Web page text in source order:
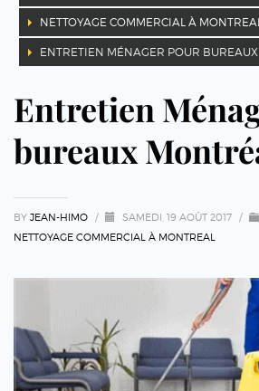
NETTOYAGE COMMERCIAL À MONTREAL
ENTRETIEN MÉNAGER POUR
Entretien
bureaux
BY JEAN-HIMO / SAMEDI, 19 AOÛT 2017 /
NETTOYAGE COMMERCIAL À MONTREAL